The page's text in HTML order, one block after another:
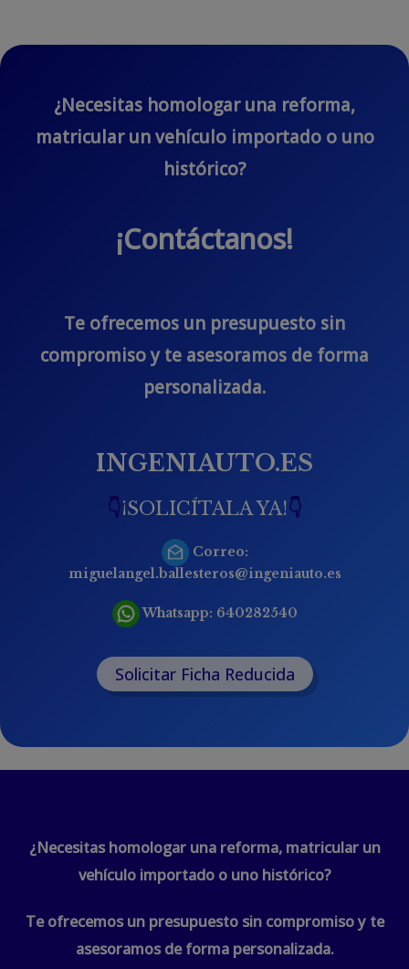
¿Necesitas homologar una reforma,
matricular un vehículo importado o uno
histórico?
¡Contáctanos!
Te ofrecemos un presupuesto sin
compromiso y te asesoramos de forma
personalizada.
INGENIAUTO.ES
👇¡SOLICÍTALA YA!👇
Correo:
miguelangel.ballesteros@ingeniauto.es
Whatsapp: 640282540
Solicitar Ficha Reducida
¿Necesitas homologar una reforma, matricular un
vehículo importado o uno histórico?
Te ofrecemos un presupuesto sin compromiso y te
asesoramos de forma personalizada.